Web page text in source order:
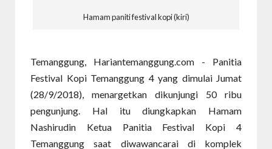
Hamam paniti festival kopi (kiri)
Temanggung, Hariantemanggung.com - Panitia
Festival Kopi Temanggung 4 yang dimulai Jumat
(28/9/2018), menargetkan dikunjungi 50 ribu
pengunjung. Hal itu diungkapkan Hamam
Nashirudin Ketua Panitia Festival Kopi 4
Temanggung saat diwawancarai di komplek